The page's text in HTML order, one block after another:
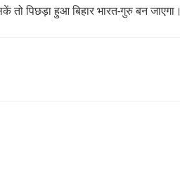
पिछड़ा हुआ बिहार भारत-गुरु बन जाएगा।